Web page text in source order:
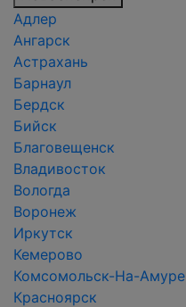
Адлер
Ангарск
Астрахань
Барнаул
Бердск
Бийск
Благовещенск
Владивосток
Вологда
Воронеж
Иркутск
Кемерово
Комсомольск-На-Амуре
Красноярск